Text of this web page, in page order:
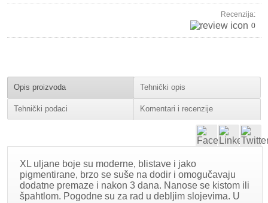
Recenzija:
0
Opis proizvoda Tehnički opis
Tehnički podaci Komentari i recenzije
XL uljane boje su moderne, blistave i jako
pigmentirane, brzo se suše na dodir i omogučavaju
dodatne premaze i nakon 3 dana. Nanose se kistom ili
špahtlom. Pogodne su za rad u debljim slojevima. U